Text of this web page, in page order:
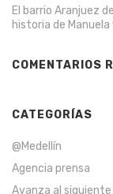
El barrio Aranjuez
historia de
COMENTARIOS
CATEGORÍAS
@Medellín
Agencia prensa
Avanza al siguiente